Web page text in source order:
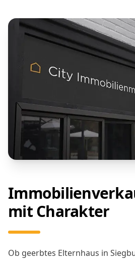
mit Charakter
Ob geerbtes Elternhaus in